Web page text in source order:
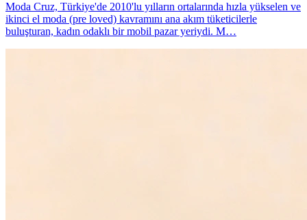
Moda Cruz, Türkiye'de 2010'lu yılların ortalarında hızla yükselen ve
ikinci el moda (pre loved) kavramını ana akım tüketicilerle
buluşturan, kadın odaklı bir mobil pazar yeriydi. M…